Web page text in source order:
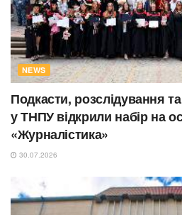
NEWS
Подкасти, розслідування
у ТНПУ відкрили набір на
«Журналістика»
30.07.2026